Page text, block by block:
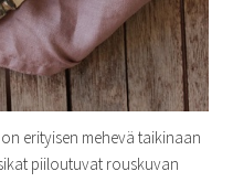
erityisen mehevä taikinaan
piiloutuvat rouskuvan